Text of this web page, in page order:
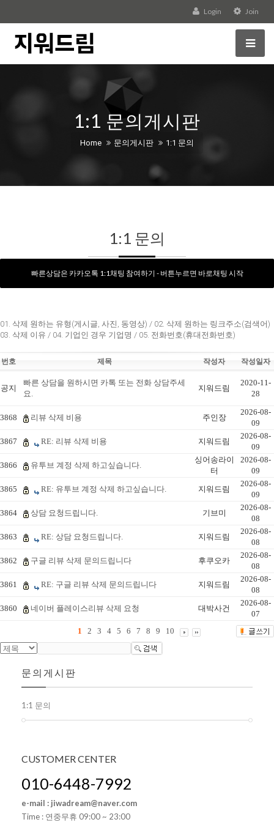
Login Join
1:1 문의게시판
Home 문의게시판 1:1 문의
1:1 문의
빠른상담은 카카오톡 1:1채팅 참여하기 - 버튼누르면 바로채팅 시작
01. 삭제 원하는 유형(게시글, 사진, 동영상) / 02. 삭제 원하는 링크주소(검색어)
03. 삭제 이유 / 04. 기업인 경우 기업명 / 05. 전화번호(휴대전화번호)
번호 제목 작성자 작성일자
공지
빠른 상담을 원하시면 카톡 또는 전화 상담주세
요.
지워드림
2020-11-
28
3868 리뷰 삭제 비용 주인장
2026-08-
09
3867
RE: 리뷰 삭제 비용 지워드림
2026-08-
09
3866
유투브 계정 삭제 하고싶습니다.
싱어송라이
터
2026-08-
09
3865
RE: 유투브 계정 삭제 하고싶습니다. 지워드림
2026-08-
09
3864
상담 요청드립니다. 기브미
2026-08-
08
3863
RE: 상담 요청드립니다. 지워드림
2026-08-
08
3862
구글 리뷰 삭제 문의드립니다 후쿠오카
2026-08-
08
3861
RE: 구글 리뷰 삭제 문의드립니다 지워드림
2026-08-
08
3860
네이버 플레이스리뷰 삭제 요청 대박사건
2026-08-
07
1
2 3 4 5 6 7 8 9 10
문의게시판
1:1 문의
CUSTOMERCENTER
010-6448-7992
e-mail : jiwadream@naver.com
Time : 연중무휴 09:00 ~ 23:00